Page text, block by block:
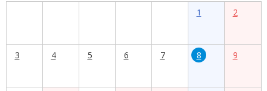
1 2
3 4 5 6 7 8 9